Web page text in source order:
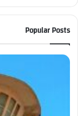
Popular Posts